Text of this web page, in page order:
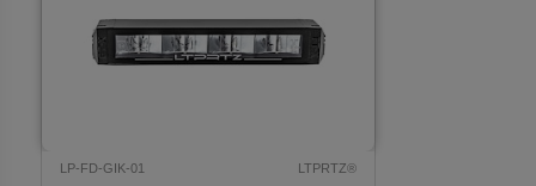
LP-FD-GIK-01 LTPRTZ®